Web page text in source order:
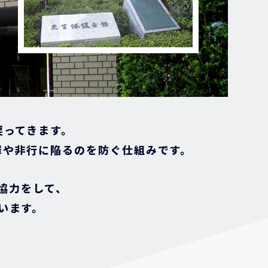
てきます。
非行に陥るのを防ぐ仕組みです。
をして、
す。